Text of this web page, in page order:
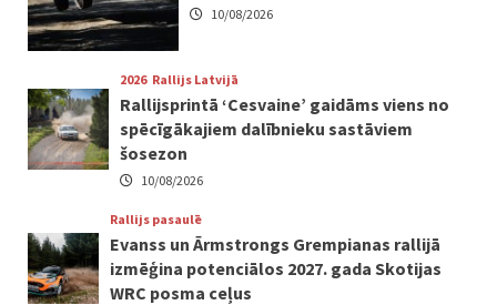
10/08/2026
2026 Rallijs Latvijā
Rallijsprintā ‘Cesvaine’ gaidāms viens no
spēcīgākajiem dalībnieku sastāviem
šosezon
10/08/2026
Rallijs pasaulē
Evanss un Ārmstrongs Grempianas rallijā
izmēģina potenciālos 2027. gada Skotijas
WRC posma ceļus